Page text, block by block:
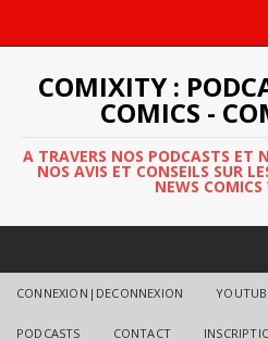
COMIXITY :
COMICS -
A TRAVERS NOS PODCASTS ET
NOS AVIS ET CONSEILS SUR
NEWS COMICS
CONNEXION|DECONNEXION
PODCASTS CONTACT